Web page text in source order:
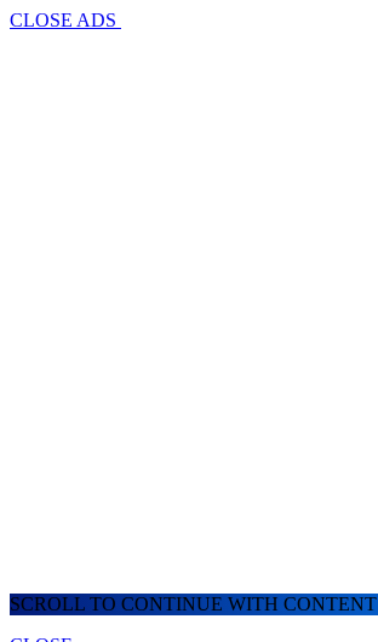
CLOSE ADS
SCROLL TO CONTINUE WITH CONTENT